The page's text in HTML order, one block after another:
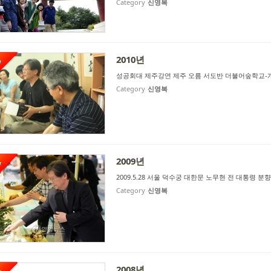
Category 신영복
2010년
성공회대 제주강연 제주 오름 서도반 더불어숲학교-
Category 신영복
2009년
2009.5.28 서울 덕수궁 대한문 노무현 전 대통령 분
Category 신영복